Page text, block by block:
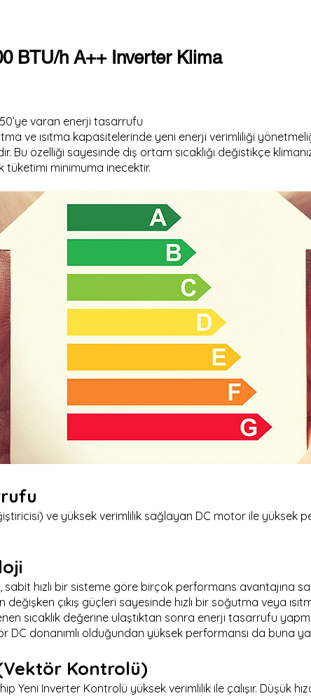
BTU/h A++ Inverter Klima
varan enerji tasarrufu
ve ısıtma kapasitelerinde yeni enerji verimliliği
Bu özelliği sayesinde dış ortam sıcaklığı değistikçe
minimuma inecektir.
ve yüksek verimlilik sağlayan DC motor ile
hızlı bir sisteme göre birçok performans avantajına
çıkış güçleri sayesinde hızlı bir soğutma veya
sıcaklık değerine ulaştıktan sonra enerji tasarrufu
donanımlı olduğundan yüksek performansı da buna
Kontrolü)
Yeni Inverter Kontrolü yüksek verimlilik ile çalışır. Düşük